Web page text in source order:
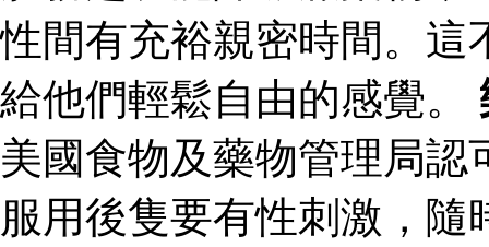
性間有充裕親密時間。這
給他們輕鬆自由的感覺。
美國食物及藥物管理局
服用後隻要有性刺激，